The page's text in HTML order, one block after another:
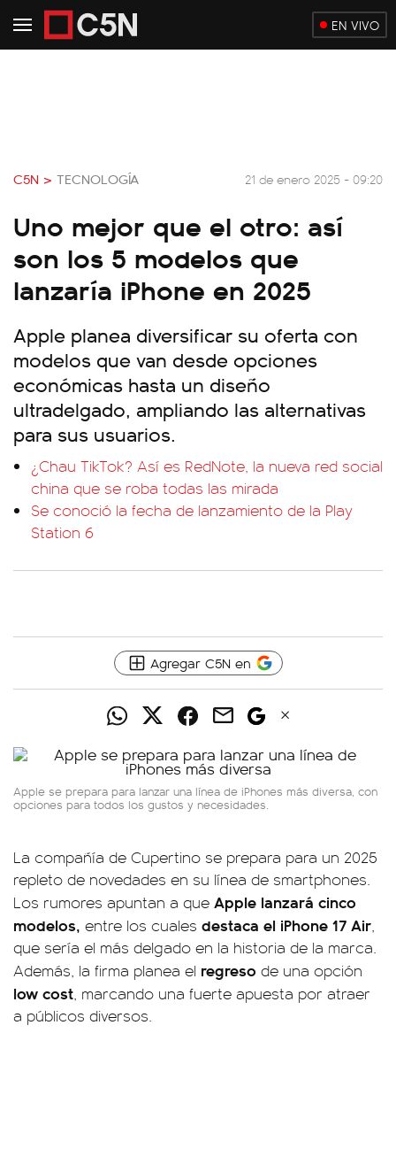
EN VIVO
C5N > TECNOLOGÍA 21 de enero 2025 - 09:20
Uno mejor que el otro: así
son los 5 modelos que
lanzaría iPhone en 2025
Apple planea diversificar su oferta con
modelos que van desde opciones
económicas hasta un diseño
ultradelgado, ampliando las alternativas
para sus usuarios.
¿Chau TikTok? Así es RedNote, la nueva red social
china que se roba todas las mirada
Se conoció la fecha de lanzamiento de la Play
Station 6
Agregar C5N en
Apple se prepara para lanzar una línea de iPhones más diversa, con
opciones para todos los gustos y necesidades.
La compañía de Cupertino se prepara para un 2025
repleto de novedades en su línea de smartphones.
Los rumores apuntan a que Apple lanzará cinco
modelos, entre los cuales destaca el iPhone 17 Air,
que sería el más delgado en la historia de la marca.
Además, la firma planea el regreso de una opción
low cost, marcando una fuerte apuesta por atraer
a públicos diversos.